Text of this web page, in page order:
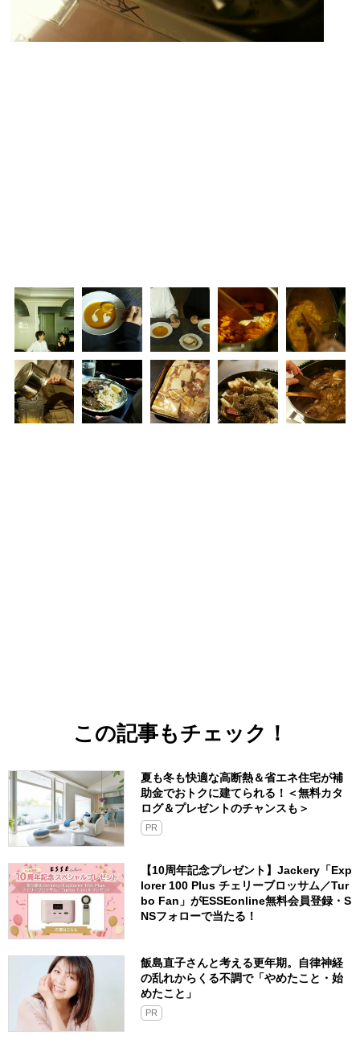
この記事もチェック！
夏も冬も快適な高断熱＆省エネ住宅が補
助金でおトクに建てられる！＜無料カタ
ログ＆プレゼントのチャンスも＞
PR
【10周年記念プレゼント】Jackery「Exp
lorer 100 Plus チェリーブロッサム／Tur
bo Fan」がESSEonline無料会員登録・S
NSフォローで当たる！
飯島直子さんと考える更年期。自律神経
の乱れからくる不調で「やめたこと・始
めたこと」
PR